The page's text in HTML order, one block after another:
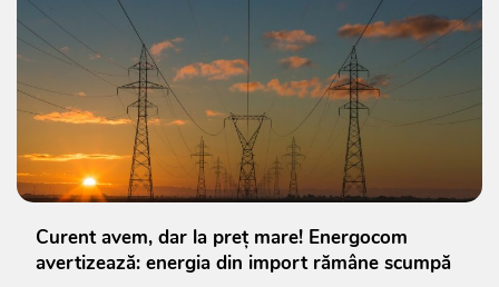
Curent avem, dar la preț mare! Energocom
avertizează: energia din import rămâne scumpă